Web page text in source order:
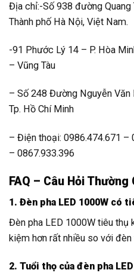
Địa chỉ:-Số 938 đường Quang
Thành phố Hà Nội, Việt Nam.
-91 Phước Lý 14 – P. Hòa
– Vũng Tàu
– Số 248 Đường Nguyễn Văn
Tp. Hồ Chí Minh
– Điện thoại: 0986.474.671 –
– 0867.933.396
FAQ – Câu Hỏi Thường
1. Đèn pha LED 1000W có
Đèn pha LED 1000W tiêu thụ
kiệm hơn rất nhiều so với đèn
2. Tuổi thọ của đèn pha